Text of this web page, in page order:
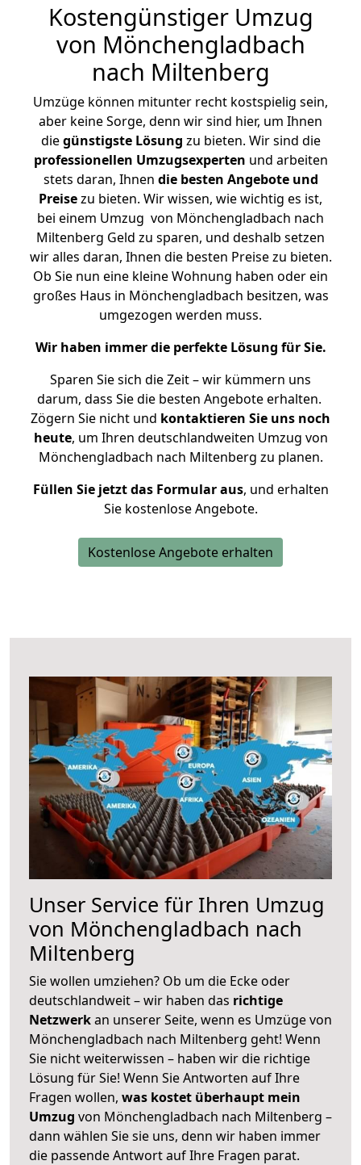
Kostengünstiger Umzug
von Mönchengladbach
nach Miltenberg
Umzüge können mitunter recht kostspielig sein,
aber keine Sorge, denn wir sind hier, um Ihnen
diegünstigste Lösung zu bieten. Wir sind die
professionellen Umzugsexperten und arbeiten
stets daran, Ihnen die besten Angebote und
Preisezu bieten. Wir wissen, wie wichtig es ist,
bei einem Umzug von Mönchengladbach nach
Miltenberg Geld zu sparen, und deshalb setzen
wir alles daran, Ihnen die besten Preise zu bieten.
Ob Sie nun eine kleine Wohnung haben oder ein
großes Haus in Mönchengladbach besitzen, was
umgezogen werden muss.
Wir haben immer die perfekte Lösung für Sie.
Sparen Sie sich die Zeit – wir kümmern uns
darum, dass Sie die besten Angebote erhalten.
Zögern Sie nicht und kontaktieren Sie uns noch
heute, um Ihren deutschlandweiten Umzug von
Mönchengladbach nach Miltenberg zu planen.
Füllen Sie jetzt das Formular aus, und erhalten
Sie kostenlose Angebote.
Kostenlose Angebote erhalten
Unser Service für Ihren Umzug
von Mönchengladbach nach
Miltenberg
Sie wollen umziehen? Ob um die Ecke oder
deutschlandweit – wir haben das richtige
Netzwerkan unserer Seite, wenn es Umzüge von
Mönchengladbach nach Miltenberg geht! Wenn
Sie nicht weiterwissen – haben wir die richtige
Lösung für Sie! Wenn Sie Antworten auf Ihre
Fragen wollen, was kostet überhaupt mein
Umzug von Mönchengladbach nach Miltenberg –
dann wählen Sie sie uns, denn wir haben immer
die passende Antwort auf Ihre Fragen parat.